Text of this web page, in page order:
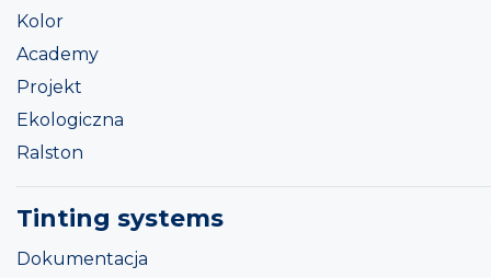
Kolor
Academy
Projekt
Ekologiczna
Ralston
Tinting systems
Dokumentacja